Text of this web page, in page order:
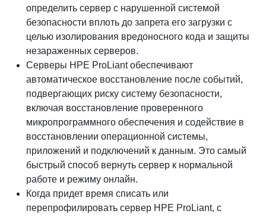
определить сервер с нарушенной системой
безопасности вплоть до запрета его загрузки с
целью изолирования вредоносного кода и защиты
незараженных серверов.
Серверы HPE ProLiant обеспечивают
автоматическое восстановление после событий,
подвергающих риску систему безопасности,
включая восстановление проверенного
микропрограммного обеспечения и содействие в
восстановлении операционной системы,
приложений и подключений к данным. Это самый
быстрый способ вернуть сервер к нормальной
работе и режиму онлайн.
Когда придет время списать или
перепрофилировать сервер HPE ProLiant, с